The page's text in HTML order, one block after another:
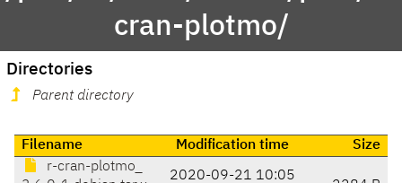
cran-plotmo/
Directories
Parent directory
Filename Modification time
Size
r-cran-plotmo_
2020-09-21 10:05